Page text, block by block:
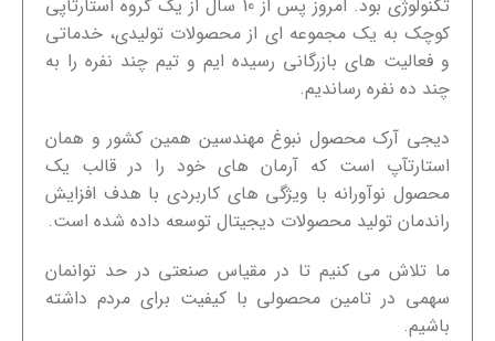
تکنولوژی بود. امروز پس از 10 سال از یک گروه استارتآپی
کوچک به یک مجموعه ای از محصولات تولیدی، خدماتی
و فعالیت های بازرگانی رسیده ایم و تیم چند نفره را به
چند ده نفره رساندیم.
دیجی آرک محصول نبوغ مهندسین همین کشور و همان
استارتآپ است که آرمان های خود را در قالب یک
محصول نوآورانه با ویژگی های کاربردی با هدف افزایش
راندمان تولید محصولات دیجیتال توسعه داده شده است.
ما تلاش می کنیم تا در مقیاس صنعتی در حد توانمان
سهمی در تامین محصولی با کیفیت برای مردم داشته
باشیم.